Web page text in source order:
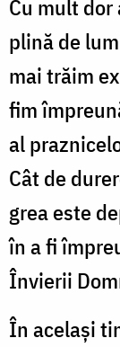
Cu mult
plină de
mai trăim
fim
al
Cât de
grea este
în a fi
Învierii
În acelaşi